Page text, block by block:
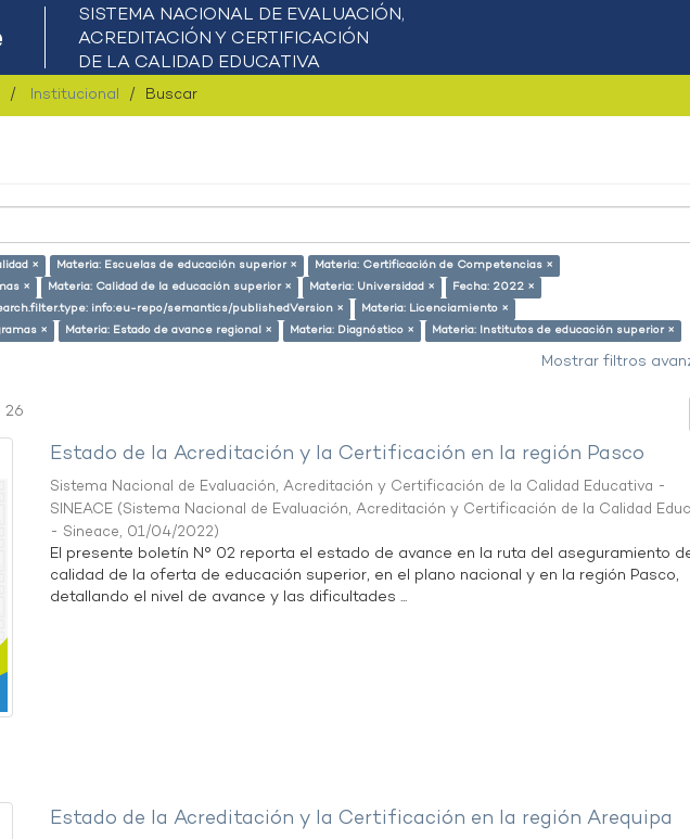
Institucional Buscar
× Materia: Escuelas de educación superior ×
Materia: Certificación de Competencias ×
×
Materia: Calidad de la educación superior × Materia: Universidad ×
Fecha: 2022 ×
info:eu-repo/semantics/publishedVersion ×
Materia: Licenciamiento ×
×
Materia: Estado de avance regional × Materia: Diagnóstico × Materia: Institutos de educación superior ×
Mostrar filtros
26
Estado de la Acreditación y la Certificación en la región Pasco
Sistema Nacional de Evaluación, Acreditación y Certificación de la Calidad Educativa -
SINEACE (Sistema Nacional de Evaluación, Acreditación y Certificación de la Calidad
- Sineace, 01/04/2022)
El presente boletín N° 02 reporta el estado de avance en la ruta del aseguramiento
calidad de la oferta de educación superior, en el plano nacional y en la región Pasco,
detallando el nivel de avance y las dificultades ...
Estado de la Acreditación y la Certificación en la región Arequipa